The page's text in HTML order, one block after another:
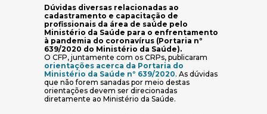
Dúvidas diversas relacionadas ao
cadastramento e capacitação de
profissionais da área de saúde pelo
Ministério da Saúde para o enfrentamento
à pandemia do coronavírus (Portaria nº
639/2020 do Ministério da Saúde).
O CFP, juntamente com os CRPs, publicaram
orientações acerca da Portaria do
Ministério da Saúde nº 639/2020(abre em nova janela)
. As dúvidas
que não forem sanadas por meio destas
orientações devem ser direcionadas
diretamente ao Ministério da Saúde.